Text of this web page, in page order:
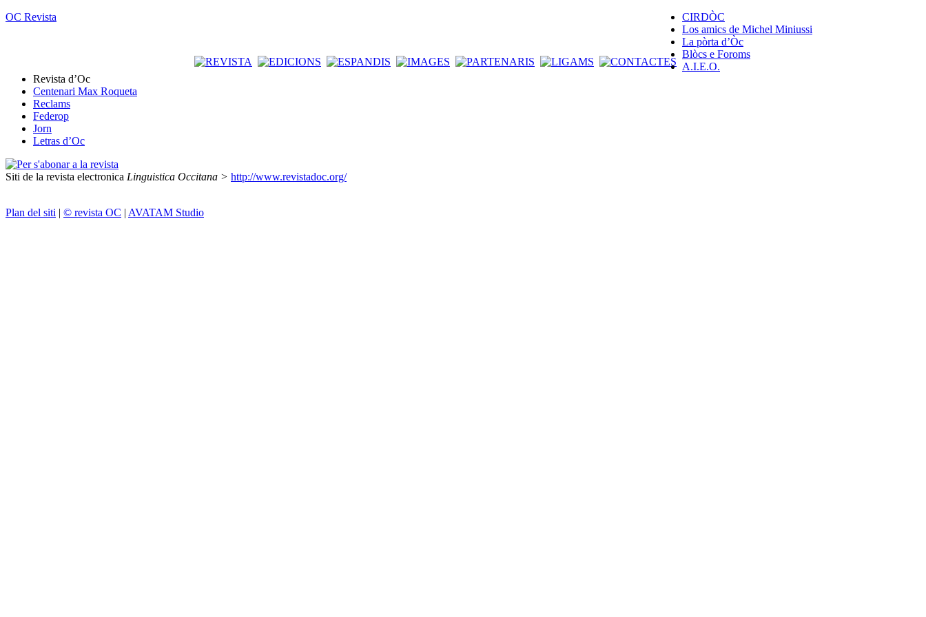
OC Revista
CIRDÒC
Los amics de Michel Miniussi
La pòrta d’Òc
Blòcs e Foroms
A.I.E.O.
Revista d’Oc
Centenari Max Roqueta
Reclams
Federop
Jorn
Letras d’Oc
Siti de la revista electronica Linguistica Occitana > http://www.revistadoc.org/
Plan del siti | © revista OC | AVATAM Studio